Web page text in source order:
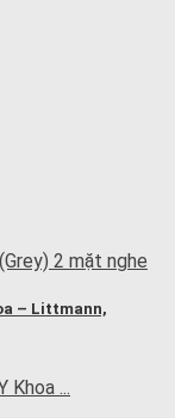
– Littmann,
Khoa ...